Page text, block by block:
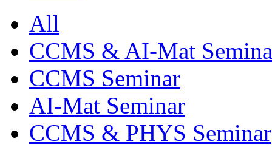
All
CCMS & AI-Mat
CCMS Seminar
AI-Mat Seminar
CCMS & PHYS Seminar